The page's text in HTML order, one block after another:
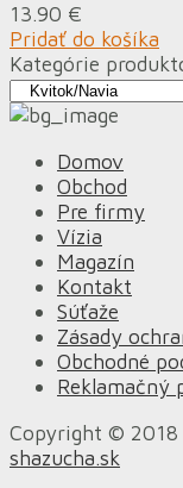
13.90 €
Pridať do košíka
Kategórie
Domov
Obchod
Pre firmy
Vízia
Magazín
Kontakt
Súťaže
Zásady
Obchodné
Reklamačný
Copyright © 2018
shazucha.sk